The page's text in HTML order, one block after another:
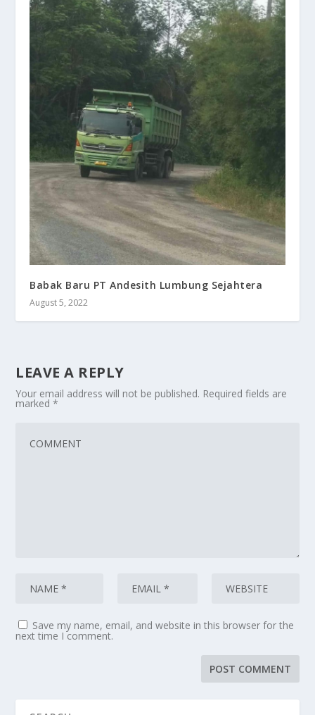
Babak Baru PT Andesith Lumbung Sejahtera
August 5, 2022
LEAVE A REPLY
Your email address will not be published. Required fields are
marked*
Save my name, email, and website in this browser for the
next time I comment.